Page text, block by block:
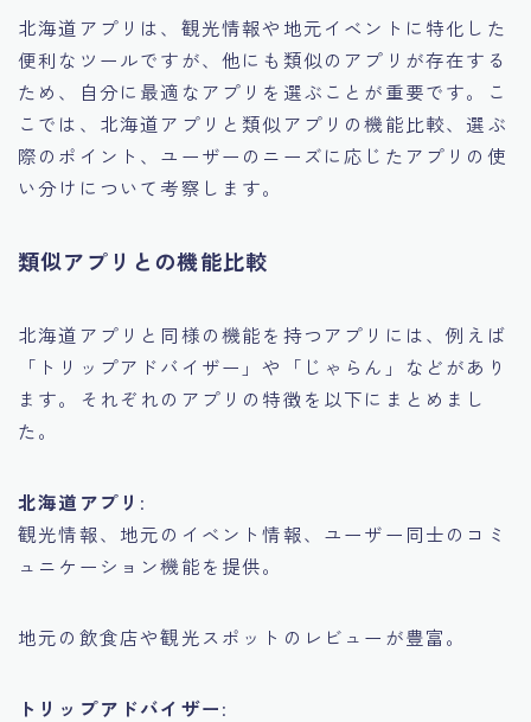
北海道アプリは、観光情報や地元イベントに特化した
便利なツールですが、他にも類似のアプリが存在する
ため、自分に最適なアプリを選ぶことが重要です。こ
こでは、北海道アプリと類似アプリの機能比較、選ぶ
際のポイント、ユーザーのニーズに応じたアプリの使
い分けについて考察します。
類似アプリとの機能比較
北海道アプリと同様の機能を持つアプリには、例えば
「トリップアドバイザー」や「じゃらん」などがあり
ます。それぞれのアプリの特徴を以下にまとめまし
た。
北海道アプリ :
観光情報、地元のイベント情報、ユーザー同士のコミ
ュニケーション機能を提供。
地元の飲食店や観光スポットのレビューが豊富。
トリップアドバイザー: